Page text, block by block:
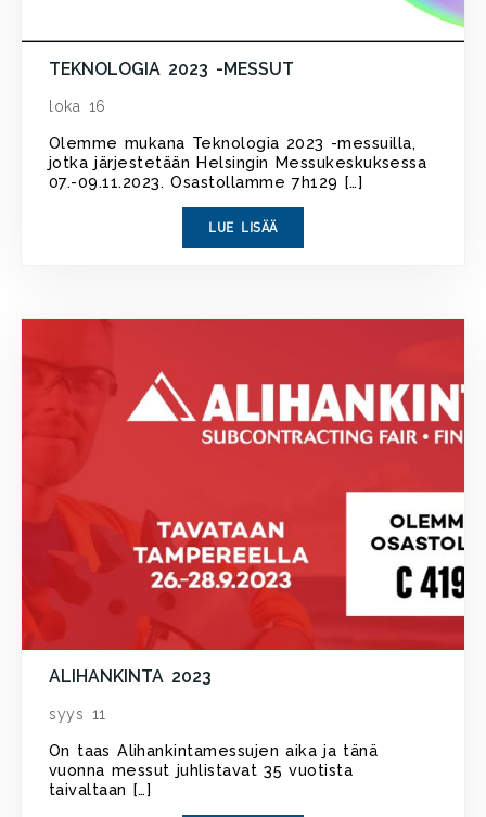
TEKNOLOGIA 2023 -MESSUT
loka 16
Olemme mukana Teknologia 2023 -messuilla,
jotka järjestetään Helsingin Messukeskuksessa
07.-09.11.2023. Osastollamme 7h129 […]
LUE LISÄÄ
ALIHANKINTA 2023
syys 11
On taas Alihankintamessujen aika ja tänä
vuonna messut juhlistavat 35 vuotista
taivaltaan […]